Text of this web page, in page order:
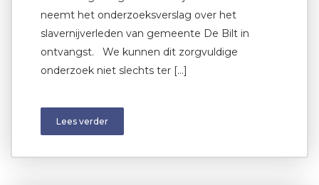
neemt het onderzoeksverslag over het
slavernijverleden van gemeente De Bilt in
ontvangst. We kunnen dit zorgvuldige
onderzoek niet slechts ter […]
Lees verder